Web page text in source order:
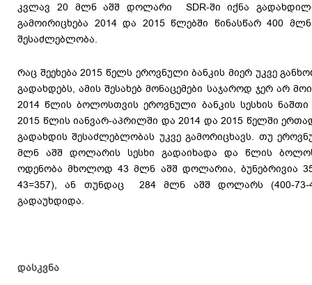
კვლავ 20 მლნ აშშ დოლარი SDR-ში იქნა
გამოირიცხება 2014 და 2015 წლებში წინასწარ 400
შესაძლებლობა.
რაც შეეხება 2015 წელს ეროვნული ბანკის მიერ უკვე
გადახდებს, ამის შესახებ მონაცემები საჯაროდ ჯერ არ
2014 წლის ბოლოსთვის ეროვნული ბანკის სესხის
2015 წლის იანვარ-აპრილში და 2014 და 2015 წელში
გადახდის შესაძლებლობას უკვე გამორიცხავს. თუ
მლნ აშშ დოლარის სესხი გადაიხადა და წლის
ოდენობა მხოლოდ 43 მლნ აშშ დოლარია, ბუნებრივია
43=357), ან თუნდაც 284 მლნ აშშ დოლარს (400-73-
გადაუხდიდა.
დასკვნა